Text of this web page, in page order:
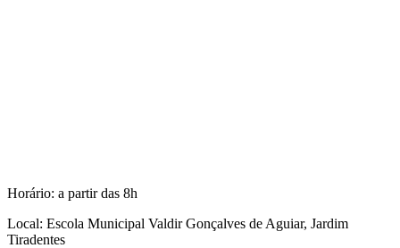
Horário: a partir das 8h
Local: Escola Municipal Valdir Gonçalves de Aguiar, Jardim
Tiradentes